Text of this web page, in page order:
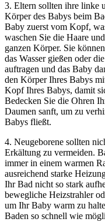
3. Eltern sollten ihre linke
Körper des Babys beim
Baby zuerst vom Kopf,
waschen Sie die Haare
ganzen Körper. Sie
das Wasser gießen oder
auftragen und das Baby
den Körper Ihres Babys
Kopf Ihres Babys, damit
Bedecken Sie die Ohren
Daumen sanft, um zu
Babys fließt.
4. Neugeborene sollten
Erkältung zu vermeiden.
immer in einem warmen
ausreichend starke
Ihr Bad nicht so stark
bewegliche Heizstrahler
um Ihr Baby warm zu
Baden so schnell wie